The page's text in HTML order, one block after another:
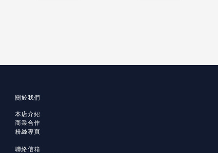
關於我們
本店介紹
商業合作
粉絲專頁
聯絡信箱